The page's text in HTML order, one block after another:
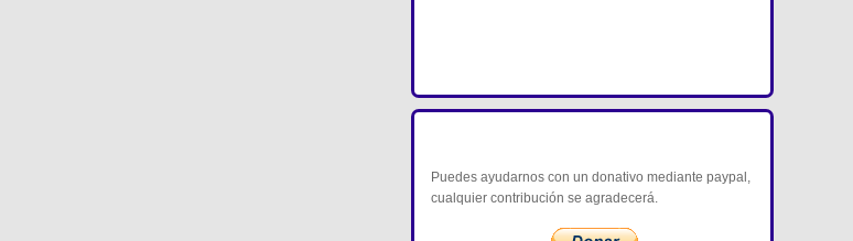
Puedes ayudarnos con un donativo mediante paypal,
cualquier contribución se agradecerá.